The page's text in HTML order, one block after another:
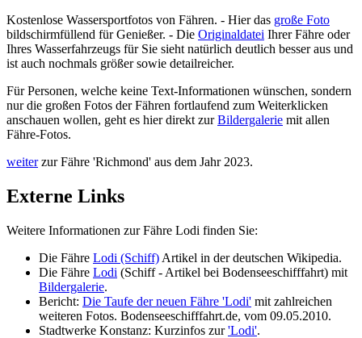
Kostenlose Wassersportfotos von Fähren. - Hier das große Foto
bildschirmfüllend für Genießer. - Die Originaldatei Ihrer Fähre oder
Ihres Wasserfahrzeugs für Sie sieht natürlich deutlich besser aus und
ist auch nochmals größer sowie detailreicher.
Für Personen, welche keine Text-Informationen wünschen, sondern
nur die großen Fotos der Fähren fortlaufend zum Weiterklicken
anschauen wollen, geht es hier direkt zurBildergalerie mit allen
Fähre-Fotos.
weiterzur Fähre 'Richmond' aus dem Jahr 2023.
Externe Links
Weitere Informationen zur Fähre Lodi finden Sie:
Die Fähre Lodi (Schiff) Artikel in der deutschen Wikipedia.
Die Fähre Lodi (Schiff - Artikel bei Bodenseeschifffahrt) mit
Bildergalerie.
Bericht: Die Taufe der neuen Fähre 'Lodi' mit zahlreichen
weiteren Fotos. Bodenseeschifffahrt.de, vom 09.05.2010.
Stadtwerke Konstanz: Kurzinfos zur'Lodi'.